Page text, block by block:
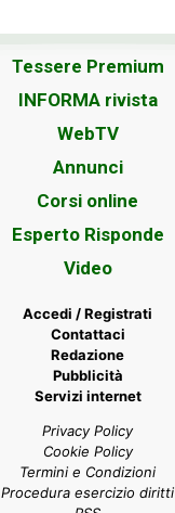
Tessere Premium
INFORMA rivista
WebTV
Annunci
Corsi online
Esperto Risponde
Video
Accedi / Registrati
Contattaci
Redazione
Pubblicità
Servizi internet
Privacy Policy
Cookie Policy
Termini e Condizioni
Procedura esercizio diritti